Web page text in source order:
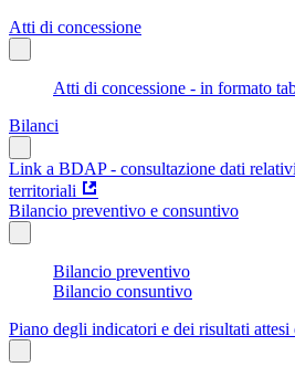
Atti di concessione
Atti di concessione - in formato
Bilanci
Link a BDAP - consultazione dati
territoriali
Bilancio preventivo e consuntivo
Bilancio preventivo
Bilancio consuntivo
Piano degli indicatori e dei risultati